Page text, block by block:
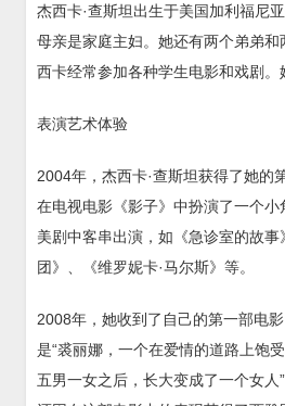
杰西卡·查斯坦出生于美国加利福尼
母亲是家庭主妇。她还有两个弟弟
西卡经常参加各种学生电影和戏剧。
表演艺术体验
2004年，杰西卡·查斯坦获得了她的
在电视电影《影子》中扮演了一个
美剧中客串出演，如《急诊室的故
团》、《维罗妮卡·马尔斯》等。
2008年，她收到了自己的第一部电
是“裘丽娜，一个在爱情的道路上饱
五男一女之后，长大变成了一个女人